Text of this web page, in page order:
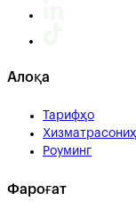
Алоқа
Тарифҳо
Роуминг
Фароғат